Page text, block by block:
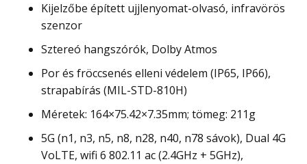
Kijelzőbe épített ujjlenyomat-olvasó, infravörös
szenzor
Sztereó hangszórók, Dolby Atmos
Por és fröccsenés elleni védelem (IP65, IP66),
strapabírás (MIL-STD-810H)
Méretek: 164×75.42×7.35mm; tömeg: 211g
5G (n1, n3, n5, n8, n28, n40, n78 sávok), Dual 4G
VoLTE, wifi 6 802.11 ac (2.4GHz + 5GHz),